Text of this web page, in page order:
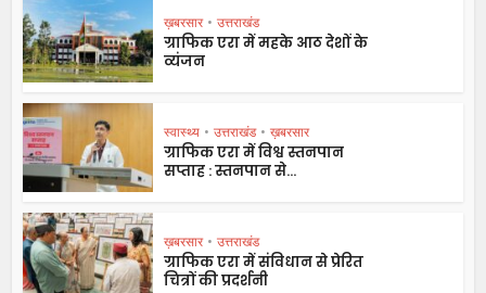
ख़बरसार • उत्तराखंड
ग्राफिक एरा में महके आठ देशों के
व्यंजन
स्वास्थ्य • उत्तराखंड • ख़बरसार
ग्राफिक एरा में विश्व स्तनपान
सप्ताह : स्तनपान से...
ख़बरसार • उत्तराखंड
ग्राफिक एरा में संविधान से प्रेरित
चित्रों की प्रदर्शनी